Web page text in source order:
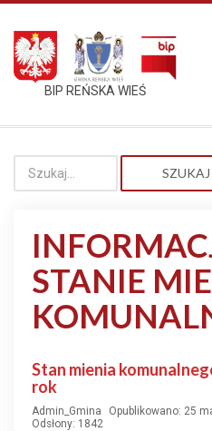
BIP REŃSKA WIEŚ
SZUKAJ
STANIE
Stan mienia
rok
Admin_Gmina
Opublikowano: 25
Odsłony: 1842